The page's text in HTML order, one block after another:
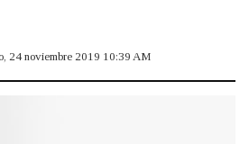
24 noviembre 2019 10:39 AM